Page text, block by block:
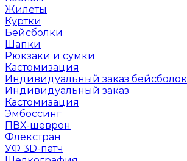
Жилеты
Куртки
Бейсболки
Шапки
Рюкзаки и сумки
Кастомизация
Индивидуальный заказ бейсболок
Индивидуальный заказ
Кастомизация
Эмбоссинг
ПВХ-шеврон
Флекстран
УФ 3D-патч